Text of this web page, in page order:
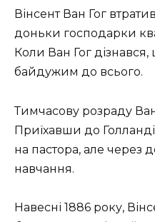
Вінсент Ван Гог
доньки господарки
Коли Ван Гог
байдужим до всього.
Тимчасову розраду Ван
Приїхавши до
на пастора, але через
навчання.
Навесні 1886 року,